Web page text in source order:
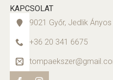
KAPCSOLAT
9021 Győr, Jedlik Ányos
+36 20 341 6675